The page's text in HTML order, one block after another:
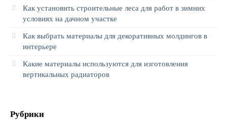
Как установить строительные леса для работ в зимних
условиях на дачном участке
Как выбрать материалы для декоративных молдингов в
интерьере
Какие материалы используются для изготовления
вертикальных радиаторов
Рубрики